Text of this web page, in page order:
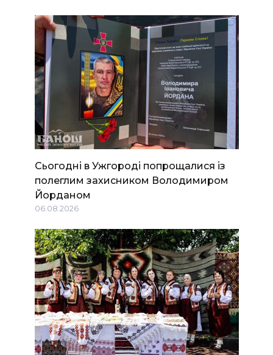
Сьогодні в Ужгороді попрощалися із
полеглим захисником Володимиром
Йорданом
06.08.2026